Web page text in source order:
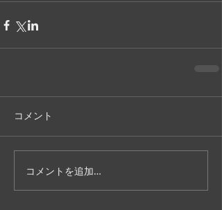
コメント
コメントを追加…